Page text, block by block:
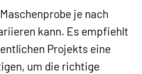
je nach
kann. Es empfiehlt
Projekts eine
um die richtige